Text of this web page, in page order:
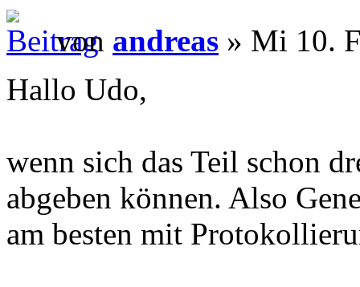
von andreas » Mi 10.
Hallo Udo,
wenn sich das Teil schon
abgeben können. Also
am besten mit